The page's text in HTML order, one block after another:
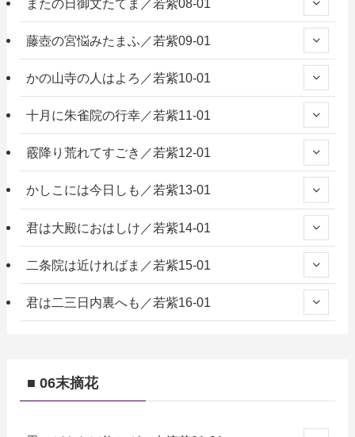
藤壺の宮悩みたまふ／若紫09-01
かの山寺の人はよろ／若紫10-01
十月に朱雀院の行幸／若紫11-01
霰降り荒れてすごき／若紫12-01
かしこには今日しも／若紫13-01
君は大殿におはしけ／若紫14-01
二条院は近ければま／若紫15-01
君は二三日内裏へも／若紫16-01
■ 06末摘花